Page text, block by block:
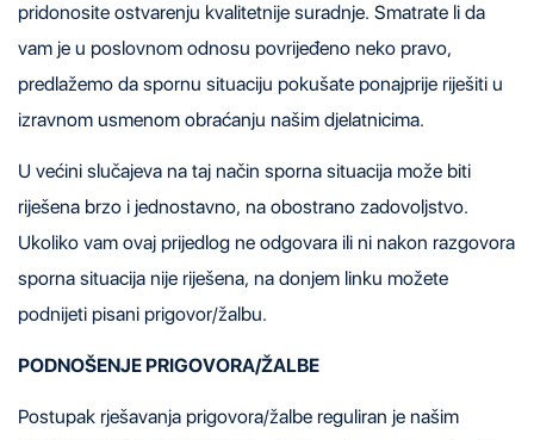
pridonosite ostvarenju kvalitetnije suradnje. Smatrate li da
vam je u poslovnom odnosu povrijeđeno neko pravo,
predlažemo da spornu situaciju pokušate ponajprije riješiti u
izravnom usmenom obraćanju našim djelatnicima.
U većini slučajeva na taj način sporna situacija može biti
riješena brzo i jednostavno, na obostrano zadovoljstvo.
Ukoliko vam ovaj prijedlog ne odgovara ili ni nakon razgovora
sporna situacija nije riješena, na donjem linku možete
podnijeti pisani prigovor/žalbu.
PODNOŠENJE PRIGOVORA/ŽALBE
Postupak rješavanja prigovora/žalbe reguliran je našim